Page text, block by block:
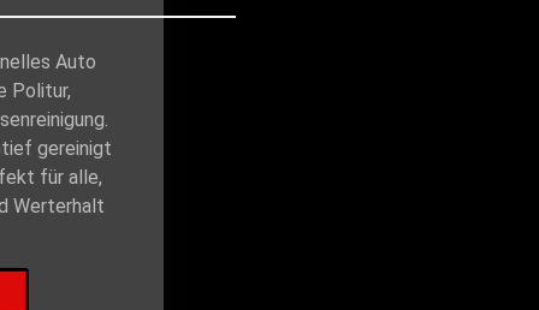
Auto
Politur,
gereinigt
für alle,
Werterhalt